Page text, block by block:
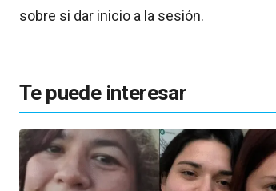
sobre si dar inicio a la sesión.
Te puede interesar